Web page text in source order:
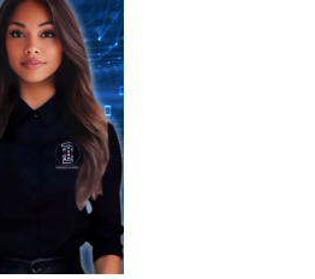
ademas de combatir la lucha
respaldar al Jefe de Estado y
Moros.